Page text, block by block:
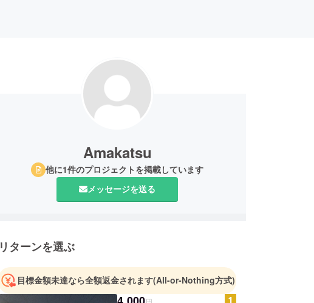
Amakatsu
他に1件のプロジェクトを掲載しています
メッセージを送る
リターンを選ぶ
目標金額未達なら全額返金されます(All-or-Nothing方式)
円